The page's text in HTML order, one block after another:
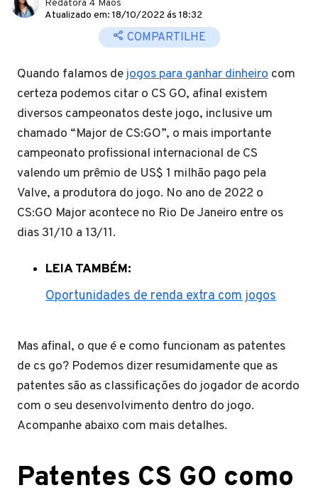
Redatora 4 Mãos
Atualizado em: 18/10/2022 ás 18:32
COMPARTILHE
Quando falamos dejogos para ganhar dinheiro com
certeza podemos citar o CS GO, afinal existem
diversos campeonatos deste jogo, inclusive um
chamado “Major de CS:GO”, o mais importante
campeonato profissional internacional de CS
valendo um prêmio de US$ 1 milhão pago pela
Valve, a produtora do jogo. No ano de 2022 o
CS:GO Major acontece no Rio De Janeiro entre os
dias 31/10 a 13/11.
LEIA TAMBÉM:
Oportunidades de renda extra com jogos
Mas afinal, o que é e como funcionam as patentes
de cs go? Podemos dizer resumidamente que as
patentes são as classificações do jogador de acordo
com o seu desenvolvimento dentro do jogo.
Acompanhe abaixo com mais detalhes.
Patentes CS GO como